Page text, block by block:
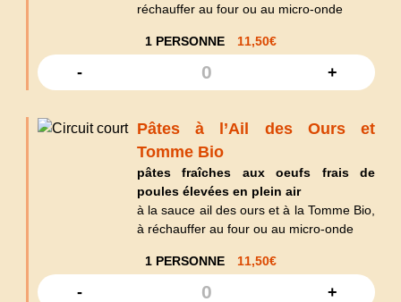
réchauffer au four ou au micro-onde
1 PERSONNE 11,50€
- +
Pâtes à l’Ail des Ours et
Tomme Bio
pâtes fraîches aux oeufs frais de
poules élevées en plein air
à la sauce ail des ours et à la Tomme Bio,
à réchauffer au four ou au micro-onde
1 PERSONNE 11,50€
- +